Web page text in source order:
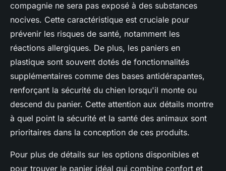
compagnie ne sera pas exposé à des substances
nocives. Cette caractéristique est cruciale pour
prévenir les risques de santé, notamment les
réactions allergiques. De plus, les paniers en
plastique sont souvent dotés de fonctionnalités
supplémentaires comme des bases antidérapantes,
renforçant la sécurité du chien lorsqu'il monte ou
descend du panier. Cette attention aux détails montre
à quel point la sécurité et la santé des animaux sont
prioritaires dans la conception de ces produits.
Pour plus de détails sur les options disponibles et
pour trouver le panier idéal qui combine confort et